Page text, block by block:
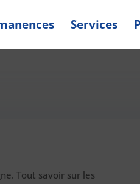
Services
Tout savoir sur les